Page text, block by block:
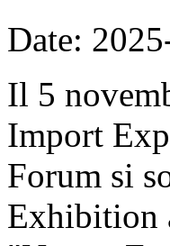
Date:
Il 5
Import
Forum si
Exhibition